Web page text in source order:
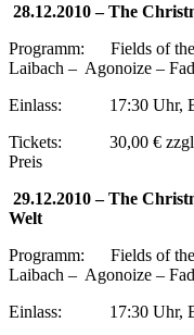
28.12.2010 – The
Programm: Fields of the
Laibach – Agonoize –
Einlass: 17:30 Uhr,
Tickets: 30,00 € zzgl.
Preis
29.12.2010 – The
Welt
Programm: Fields of the
Laibach – Agonoize –
Einlass: 17:30 Uhr,